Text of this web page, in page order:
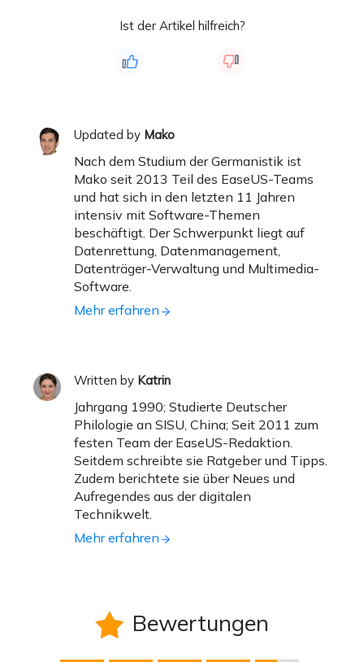
Ist der Artikel hilfreich?
Updated by Mako
Nach dem Studium der Germanistik ist
Mako seit 2013 Teil des EaseUS-Teams
und hat sich in den letzten 11 Jahren
intensiv mit Software-Themen
beschäftigt. Der Schwerpunkt liegt auf
Datenrettung, Datenmanagement,
Datenträger-Verwaltung und Multimedia-
Software.
Mehr erfahren
Written by Katrin
Jahrgang 1990; Studierte Deutscher
Philologie an SISU, China; Seit 2011 zum
festen Team der EaseUS-Redaktion.
Seitdem schreibte sie Ratgeber und Tipps.
Zudem berichtete sie über Neues und
Aufregendes aus der digitalen
Technikwelt.
Mehr erfahren
 Bewertungen